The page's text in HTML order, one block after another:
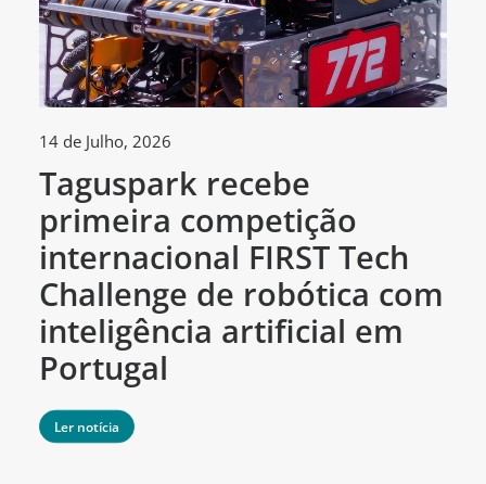
14 de Julho, 2026
Taguspark recebe
primeira competição
internacional FIRST Tech
Challenge de robótica com
inteligência artificial em
Portugal
Ler notícia